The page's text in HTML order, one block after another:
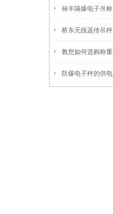
教您如何选购称
防爆电子秤的供